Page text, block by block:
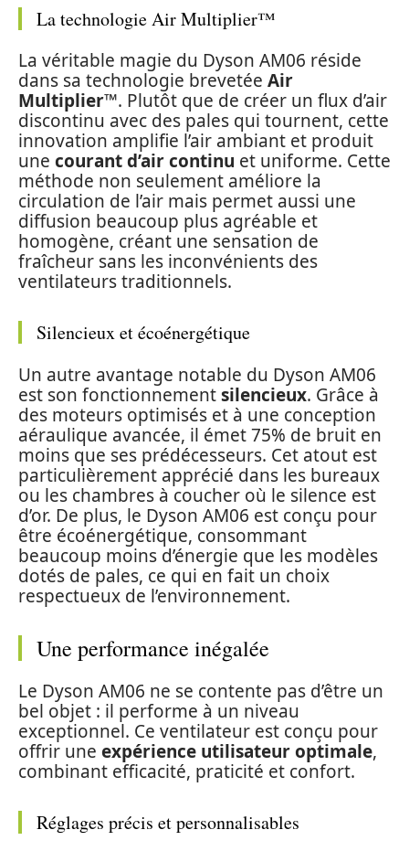
La technologie Air Multiplier™
La véritable magie du Dyson AM06 réside
dans sa technologie brevetée Air
Multiplier™. Plutôt que de créer un flux d’air
discontinu avec des pales qui tournent, cette
innovation amplifie l’air ambiant et produit
une courant d’air continu et uniforme. Cette
méthode non seulement améliore la
circulation de l’air mais permet aussi une
diffusion beaucoup plus agréable et
homogène, créant une sensation de
fraîcheur sans les inconvénients des
ventilateurs traditionnels.
Silencieux et écoénergétique
Un autre avantage notable du Dyson AM06
est son fonctionnementsilencieux. Grâce à
des moteurs optimisés et à une conception
aéraulique avancée, il émet 75% de bruit en
moins que ses prédécesseurs. Cet atout est
particulièrement apprécié dans les bureaux
ou les chambres à coucher où le silence est
d’or. De plus, le Dyson AM06 est conçu pour
être écoénergétique, consommant
beaucoup moins d’énergie que les modèles
dotés de pales, ce qui en fait un choix
respectueux de l’environnement.
Une performance inégalée
Le Dyson AM06 ne se contente pas d’être un
bel objet : il performe à un niveau
exceptionnel. Ce ventilateur est conçu pour
offrir une expérience utilisateur optimale,
combinant efficacité, praticité et confort.
Réglages précis et personnalisables